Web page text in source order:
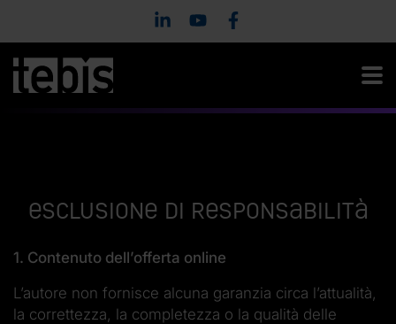
Esclusione di responsabilità
1. Contenuto dell’offerta online
L’autore non fornisce alcuna garanzia circa l’attualità,
la correttezza, la completezza o la qualità delle